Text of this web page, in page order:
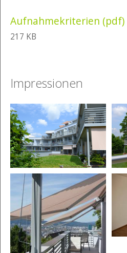
Aufnahmekriterien (pdf)
217 KB
Impressionen
Show larger version
Show larger version